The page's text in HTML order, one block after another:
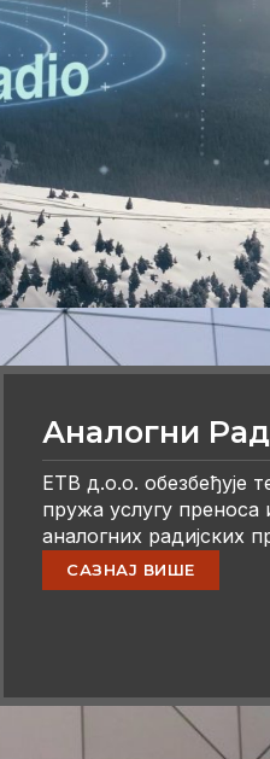
Аналогни
ЕТВ д.о.о. обезбеђује
пружа услугу
аналогних радијских
САЗНАЈ ВИШЕ